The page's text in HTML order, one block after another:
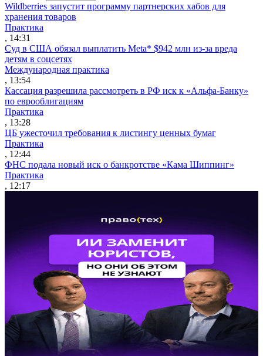
Wildberries запустит программу партнерских хабов для
хранения товаров
Практика
, 14:31
Суд в США обязал выплатить Meta* $942 млн из-за вреда
детям в соцсетях
Международная практика
, 13:54
Кассация разрешила рассмотреть в РФ иск к «Альфа-Банку»
по еврооблигациям
Практика
, 13:28
ЦБ ужесточил требования к листингу ценных бумаг
Практика
, 12:44
ФНС подала новый иск о банкротстве «Кама Шиппинг»
Практика
, 12:17